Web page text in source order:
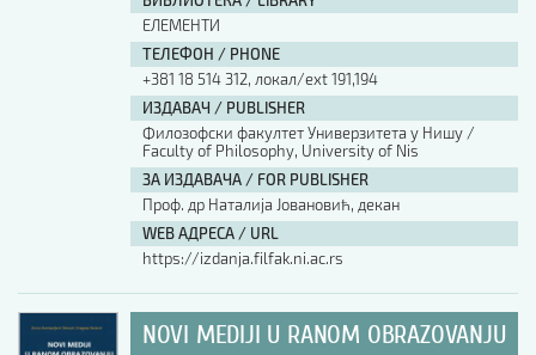
ЕЛЕМЕНТИ
ТЕЛЕФОН / PHONE
+381 18 514 312, локал/ext 191,194
ИЗДАВАЧ / PUBLISHER
Филозофски факултет Универзитета у Нишу /
Faculty of Philosophy, University of Nis
ЗА ИЗДАВАЧА / FOR PUBLISHER
Проф. др Наталија Јовановић, декан
WEB АДРЕСА / URL
https://izdanja.filfak.ni.ac.rs
NOVI MEDIJI U RANOM OBRAZOVANJU